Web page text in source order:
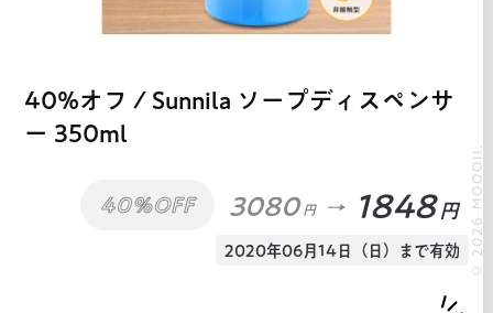
40%オフ / Sunnila ソープディスペンサ
ー 350ml
40%OFF 3080 円 1848 円
2020年06月14日（日）まで有効 © 2026 MOOOII.